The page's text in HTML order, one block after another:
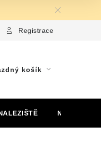
Formulář pro odstoupení
Registrace
košík
NÁŠ PŘÍBĚH